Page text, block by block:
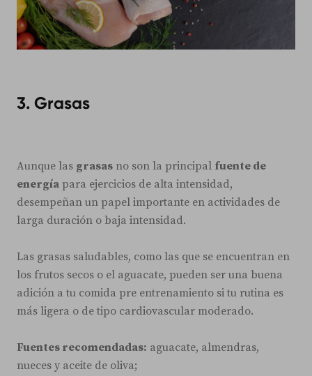
3. Grasas
Aunque las grasas no son la principal fuente de
energía para ejercicios de alta intensidad,
desempeñan un papel importante en actividades de
larga duración o baja intensidad.
Las grasas saludables, como las que se encuentran en
los frutos secos o el aguacate, pueden ser una buena
adición a tu comida pre entrenamiento si tu rutina es
más ligera o de tipo cardiovascular moderado.
Fuentes recomendadas: aguacate, almendras,
nueces y aceite de oliva;